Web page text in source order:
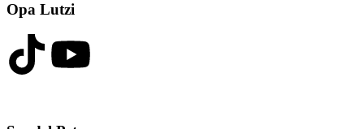
Opa Lutzi